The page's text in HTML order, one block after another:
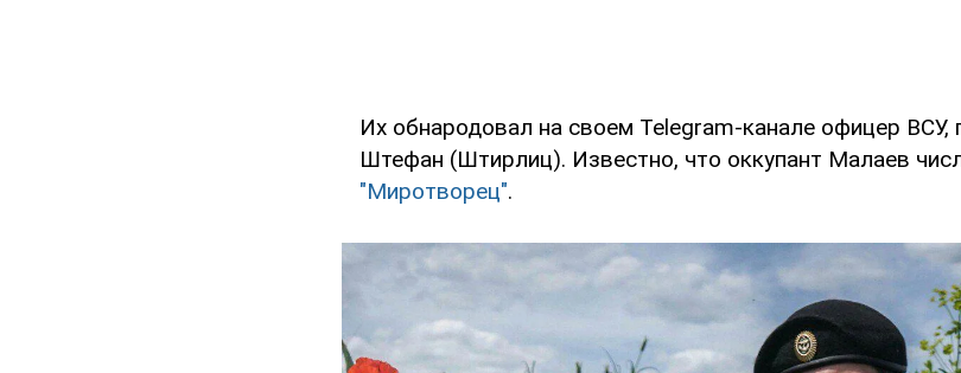
Их обнародовал на своем Telegram-канале офицер ВСУ,
Штефан (Штирлиц). Известно, что оккупант Малаев
"Миротворец".